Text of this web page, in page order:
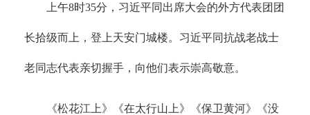
上午8时35分，习近平同出席大会的外方代表团团
长拾级而上，登上天安门城楼。习近平同抗战老战士
老同志代表亲切握手，向他们表示崇高敬意。
《松花江上》《在太行山上》《保卫黄河》《没